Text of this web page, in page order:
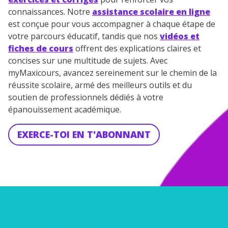
connaissances. Notre assistance scolaire en ligne
est conçue pour vous accompagner à chaque étape de
votre parcours éducatif, tandis que nos vidéos et
fiches de cours offrent des explications claires et
concises sur une multitude de sujets. Avec
myMaxicours, avancez sereinement sur le chemin de la
réussite scolaire, armé des meilleurs outils et du
soutien de professionnels dédiés à votre
épanouissement académique.
EXERCE-TOI EN T'ABONNANT